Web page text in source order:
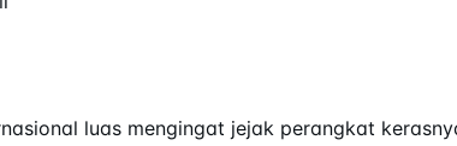
luas mengingat jejak perangkat